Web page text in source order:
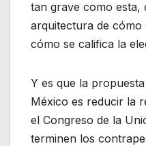
tan grave como esta,
arquitectura de cómo
cómo se califica la
Y es que la
México es reducir la
el Congreso de la
terminen los